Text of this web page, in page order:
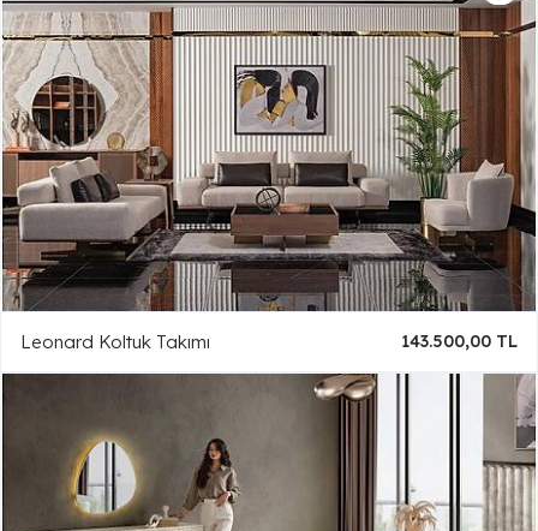
Leonard Koltuk Takımı 143.500,00 TL